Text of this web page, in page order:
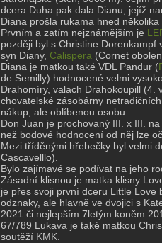
dcera Duha pak dala Dianu, jejíž
Diana prošla rukama hned
Prvním a zatím nejznámějším je
později byl s Christine
syn Diany, Calispera (Cornet
Diana je matkou také VDL Pandur (
de Semilly) hodnocené velmi
Drahomíry, valach Drahokoupill (4.
chovatelské zásobárny
nákup, ale oblíbenou osobu.
Don Juan je prochovaný III. x III.
než bodové hodnocení od něj lze
Mezi tříděnými hřebečky byl velmi
Cascavelllo).
Bylo zajímavé se podívat na jeho
Zásadní klisnou je matka klisny
je přes svoji první dceru Little Love
odznaky, ale hlavně ve dvojici s
2021 či nejlepším 7letým koněm
67/789 Lukava je také matkou
soutěží KMK.